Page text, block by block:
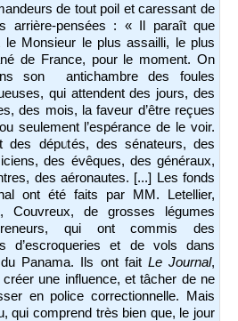
de tout poil et caressant de
arrière-pensées : « Il paraît que
le Monsieur le plus assailli, le plus
de France, pour le moment. On
son antichambre des foules
qui attendent des jours, des
des mois, la faveur d’être reçues
seulement l’espérance de le voir.
des députés, des sénateurs, des
des évêques, des généraux,
des aéronautes. [...] Les fonds
ont été faits par MM. Letellier,
Couvreux, de grosses légumes
qui ont commis des
d’escroqueries et de vols dans
du Panama. Ils ont fait Le Journal,
une influence, et tâcher de ne
en police correctionnelle. Mais
qui comprend très bien que, le jour